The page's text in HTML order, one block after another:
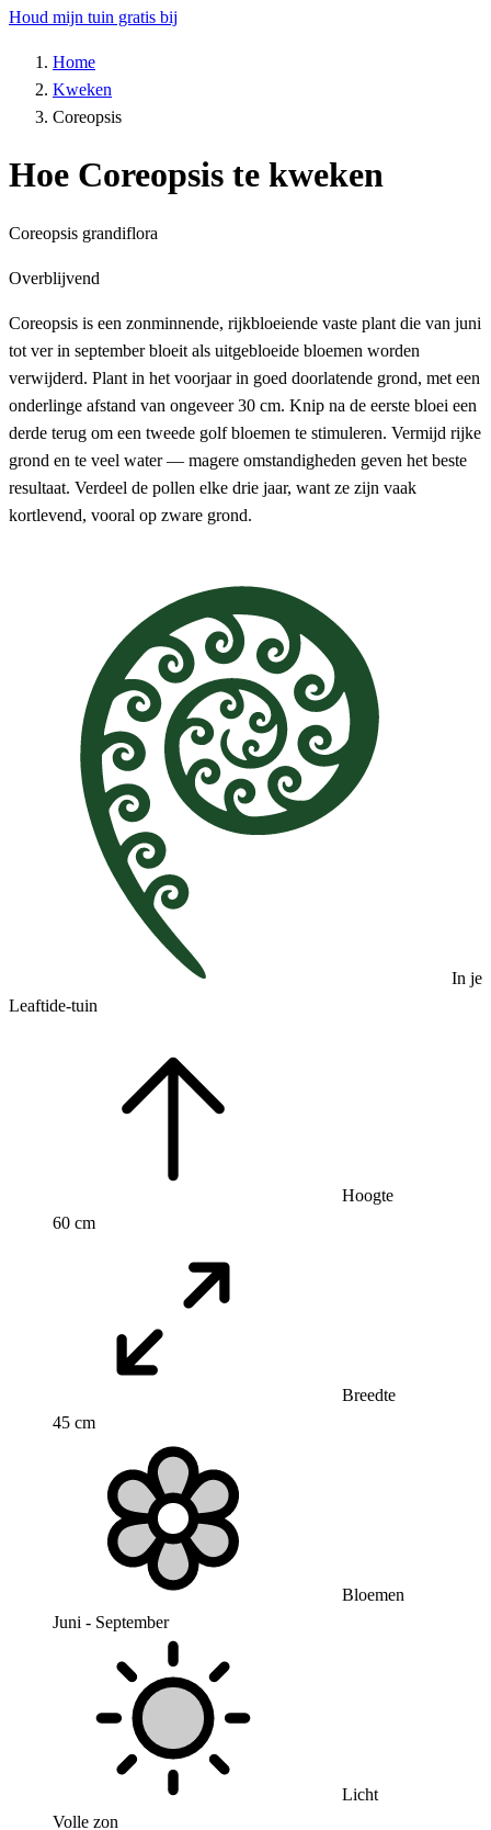
Houd mijn tuin gratis bij
Home
Kweken
Coreopsis
Hoe Coreopsis te kweken
Coreopsis grandiflora
Overblijvend
Coreopsis is een zonminnende, rijkbloeiende vaste plant die van juni
tot ver in september bloeit als uitgebloeide bloemen worden
verwijderd. Plant in het voorjaar in goed doorlatende grond, met een
onderlinge afstand van ongeveer 30 cm. Knip na de eerste bloei een
derde terug om een tweede golf bloemen te stimuleren. Vermijd rijke
grond en te veel water — magere omstandigheden geven het beste
resultaat. Verdeel de pollen elke drie jaar, want ze zijn vaak
kortlevend, vooral op zware grond.
In je
Leaftide-tuin
Hoogte
60 cm
Breedte
45 cm
Bloemen
Juni - September
Licht
Volle zon